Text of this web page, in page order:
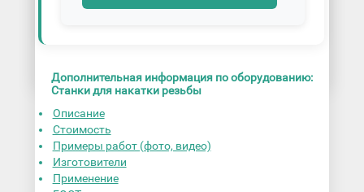
Дополнительная информация по оборудованию:
Станки для накатки резьбы
Описание
Стоимость
Примеры работ (фото, видео)
Изготовители
Применение